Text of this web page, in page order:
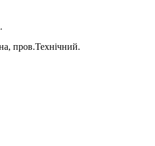
пров.Технічний.